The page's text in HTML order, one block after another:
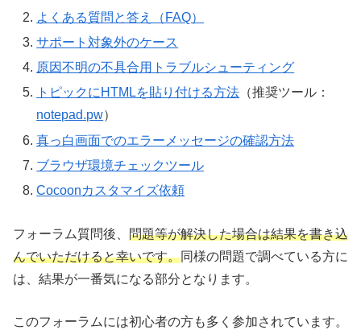
よくある質問と答え（FAQ）
サポート対象外のケース
原因不明の不具合用トラブルシューティング
トピックにHTMLを貼り付ける方法 （推奨ツール：
notepad.pw）
真っ白画面でのエラーメッセージの確認方法
ブラウザ環境チェックツール
Cocoonカスタマイズ依頼
フォーラム質問後、 問題等が解決した場合は結果を書き込
んでいただけると幸いです。同様の問題で調べている方に
は、結果が一番気になる部分となります。
このフォーラムには初心者の方も多く参加されています。